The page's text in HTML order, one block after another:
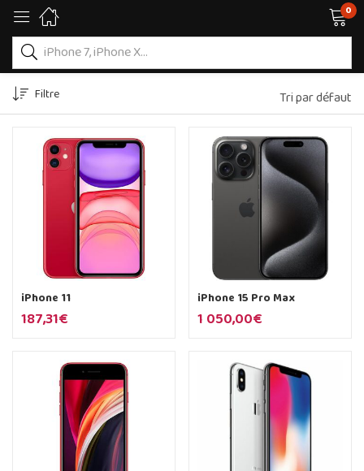
0
Filtre Tri par défaut
iPhone 11
187,31€
iPhone 15 Pro Max
1 050,00€